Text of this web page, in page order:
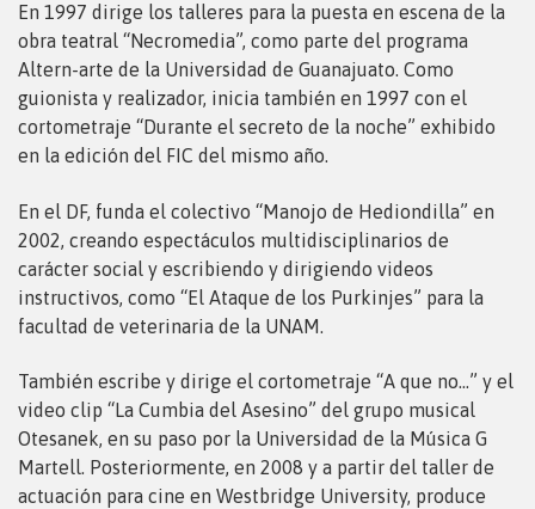
En 1997 dirige los talleres para la puesta en escena de la
obra teatral “Necromedia”, como parte del programa
Altern-arte de la Universidad de Guanajuato. Como
guionista y realizador, inicia también en 1997 con el
cortometraje “Durante el secreto de la noche” exhibido
en la edición del FIC del mismo año.
En el DF, funda el colectivo “Manojo de Hediondilla” en
2002, creando espectáculos multidisciplinarios de
carácter social y escribiendo y dirigiendo videos
instructivos, como “El Ataque de los Purkinjes” para la
facultad de veterinaria de la UNAM.
También escribe y dirige el cortometraje “A que no…” y el
video clip “La Cumbia del Asesino” del grupo musical
Otesanek, en su paso por la Universidad de la Música G
Martell. Posteriormente, en 2008 y a partir del taller de
actuación para cine en Westbridge University, produce